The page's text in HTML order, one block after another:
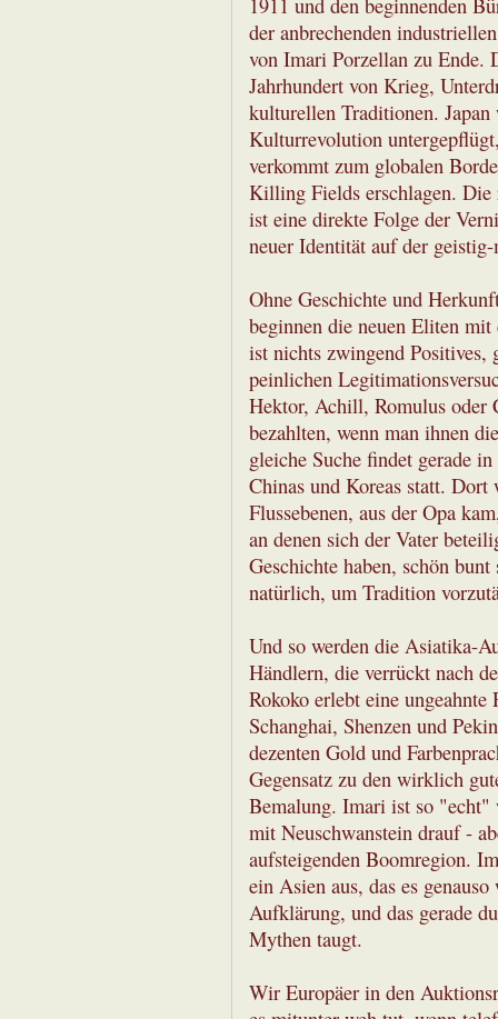
1911 und den beginnenden
der anbrechenden
von Imari Porzellan zu Ende.
Jahrhundert von Krieg,
kulturellen Traditionen.
Kulturrevolution
verkommt zum globalen
Killing Fields erschlagen. Die
ist eine direkte Folge der
neuer Identität auf der
Ohne Geschichte und
beginnen die neuen Eliten
ist nichts zwingend Positives,
peinlichen
Hektor, Achill, Romulus oder
bezahlten, wenn man ihnen
gleiche Suche findet gerade
Chinas und Koreas statt.
Flussebenen, aus der Opa
an denen sich der Vater
Geschichte haben, schön
natürlich, um Tradition
Und so werden die Asiatika-
Händlern, die verrückt nach
Rokoko erlebt eine ungeahnte
Schanghai, Shenzen und
dezenten Gold und
Gegensatz zu den wirklich
Bemalung. Imari ist so
mit Neuschwanstein drauf -
aufsteigenden Boomregion.
ein Asien aus, das es
Aufklärung, und das gerade
Mythen taugt.
Wir Europäer in den